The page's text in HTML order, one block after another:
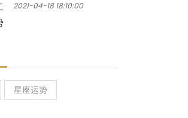
2021-04-18 18:10:00
星座运势